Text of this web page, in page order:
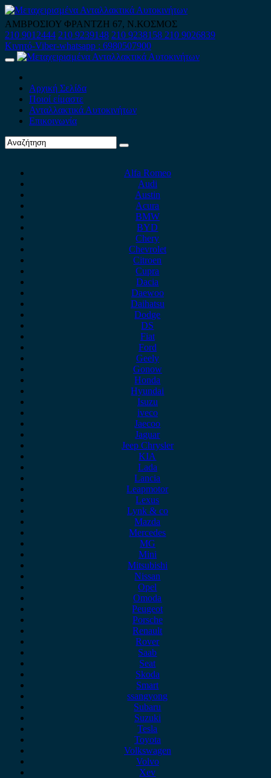
Skip
to
content
ΑΜΒΡΟΣΙΟΥ ΦΡΑΝΤΖΗ 67, Ν.ΚΟΣΜΟΣ
210 9012444 210 9239148 210 9238158 210 9026839
Κινητό-Viber-whatsapp : 6980507900
Primary
Αρχική Σελίδα
Ποιοί είμαστε
Ανταλλακτικά Αυτοκινήτων
Επικοινωνία
Alfa Romeo
Audi
Austin
Acura
BMW
BYD
Chery
Chevrolet
Citroen
Cupra
Dacia
Daewoo
Daihatsu
Dodge
DS
Fiat
Ford
Geely
Gonow
Honda
Hyundai
Isuzu
iveco
Jaecoo
Jaguar
Jeep Chrysler
KIA
Lada
Lancia
Leapmotor
Lexus
Lynk & co
Mazda
Mercedes
MG
Mini
Mitsubishi
Nissan
Opel
Omoda
Peugeot
Porsche
Renault
Rover
Saab
Seat
Skoda
Smart
ssangyong
Subaru
Suzuki
Tesla
Toyota
Volkswagen
Volvo
Xev